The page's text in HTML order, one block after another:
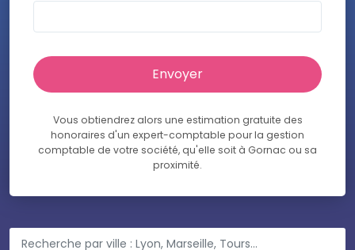
Vous obtiendrez alors une estimation gratuite des
honoraires d'un expert-comptable pour la gestion
comptable de votre société, qu'elle soit à Gornac ou sa
proximité.